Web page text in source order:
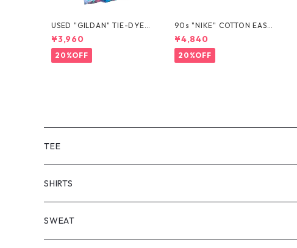
USED "GILDAN" TIE-DYE T
EE
¥3,960
20%OFF
90s "NIKE" COTTON EASY
SHORTS
¥4,840
20%OFF
TEE
SHORT SLEEVE
LONG SLEEVE
SHIRTS
SHORT SLEEVE
SWEAT